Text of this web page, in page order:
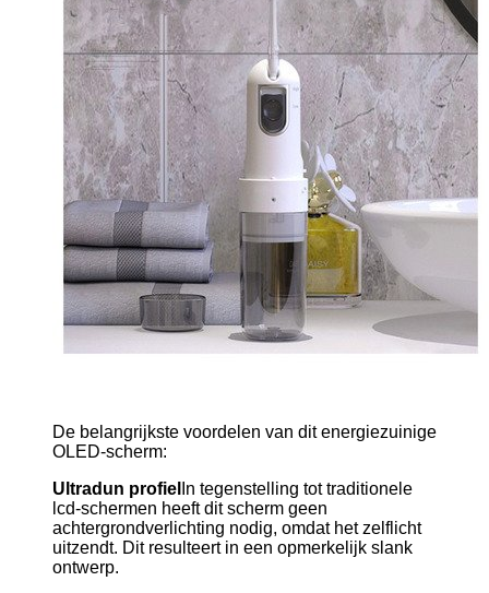
De belangrijkste voordelen van dit energiezuinige
OLED-scherm:
Ultradun profiel In tegenstelling tot traditionele
lcd-schermen heeft dit scherm geen
achtergrondverlichting nodig, omdat het zelflicht
uitzendt. Dit resulteert in een opmerkelijk slank
ontwerp.